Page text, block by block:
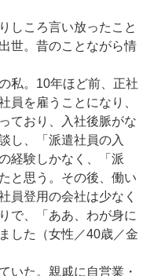
しころ言い放ったこと
世。昔のことながら情
私。10年ほど前、正社
員を雇うことになり、
ており、入社後脈がな
し、「派遣社員の入
経験しかなく、「派
と思う。その後、働い
員登用の会社は少なく
で、「ああ、わが身に
した（女性／40歳／金
いた。親戚に自営業・